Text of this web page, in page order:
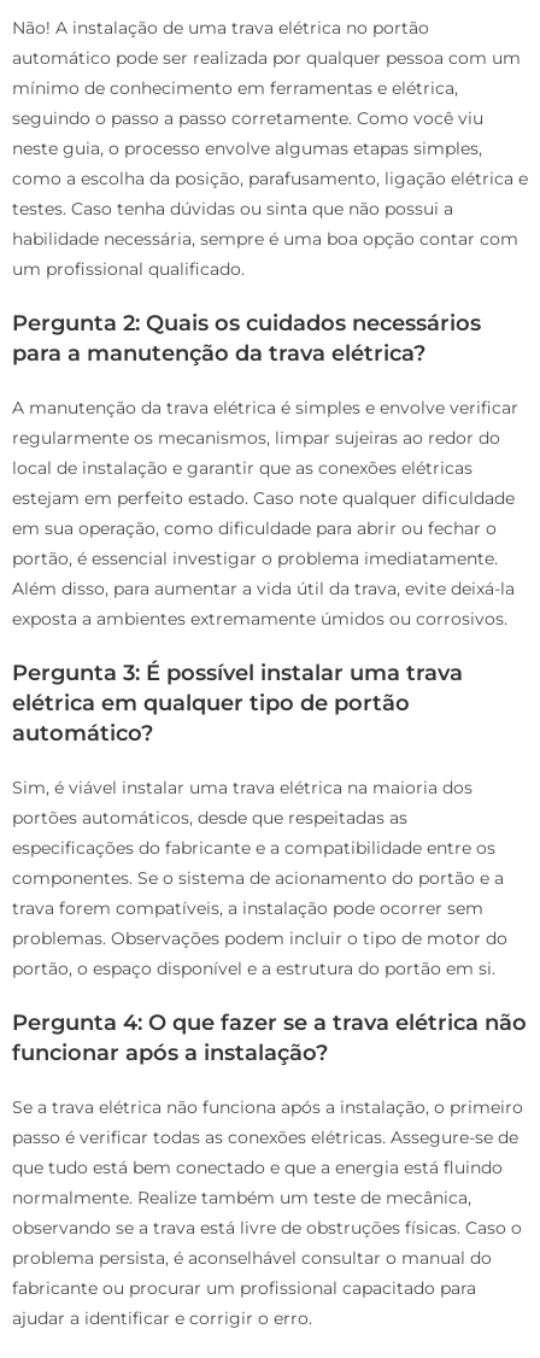
Não! A instalação de uma trava elétrica no portão
automático pode ser realizada por qualquer pessoa com um
mínimo de conhecimento em ferramentas e elétrica,
seguindo o passo a passo corretamente. Como você viu
neste guia, o processo envolve algumas etapas simples,
como a escolha da posição, parafusamento, ligação elétrica e
testes. Caso tenha dúvidas ou sinta que não possui a
habilidade necessária, sempre é uma boa opção contar com
um profissional qualificado.
Pergunta 2: Quais os cuidados necessários
para a manutenção da trava elétrica?
A manutenção da trava elétrica é simples e envolve verificar
regularmente os mecanismos, limpar sujeiras ao redor do
local de instalação e garantir que as conexões elétricas
estejam em perfeito estado. Caso note qualquer dificuldade
em sua operação, como dificuldade para abrir ou fechar o
portão, é essencial investigar o problema imediatamente.
Além disso, para aumentar a vida útil da trava, evite deixá-la
exposta a ambientes extremamente úmidos ou corrosivos.
Pergunta 3: É possível instalar uma trava
elétrica em qualquer tipo de portão
automático?
Sim, é viável instalar uma trava elétrica na maioria dos
portões automáticos, desde que respeitadas as
especificações do fabricante e a compatibilidade entre os
componentes. Se o sistema de acionamento do portão e a
trava forem compatíveis, a instalação pode ocorrer sem
problemas. Observações podem incluir o tipo de motor do
portão, o espaço disponível e a estrutura do portão em si.
Pergunta 4: O que fazer se a trava elétrica não
funcionar após a instalação?
Se a trava elétrica não funciona após a instalação, o primeiro
passo é verificar todas as conexões elétricas. Assegure-se de
que tudo está bem conectado e que a energia está fluindo
normalmente. Realize também um teste de mecânica,
observando se a trava está livre de obstruções físicas. Caso o
problema persista, é aconselhável consultar o manual do
fabricante ou procurar um profissional capacitado para
ajudar a identificar e corrigir o erro.